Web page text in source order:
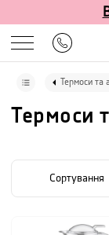
Термоси та
Термоси
Сортування